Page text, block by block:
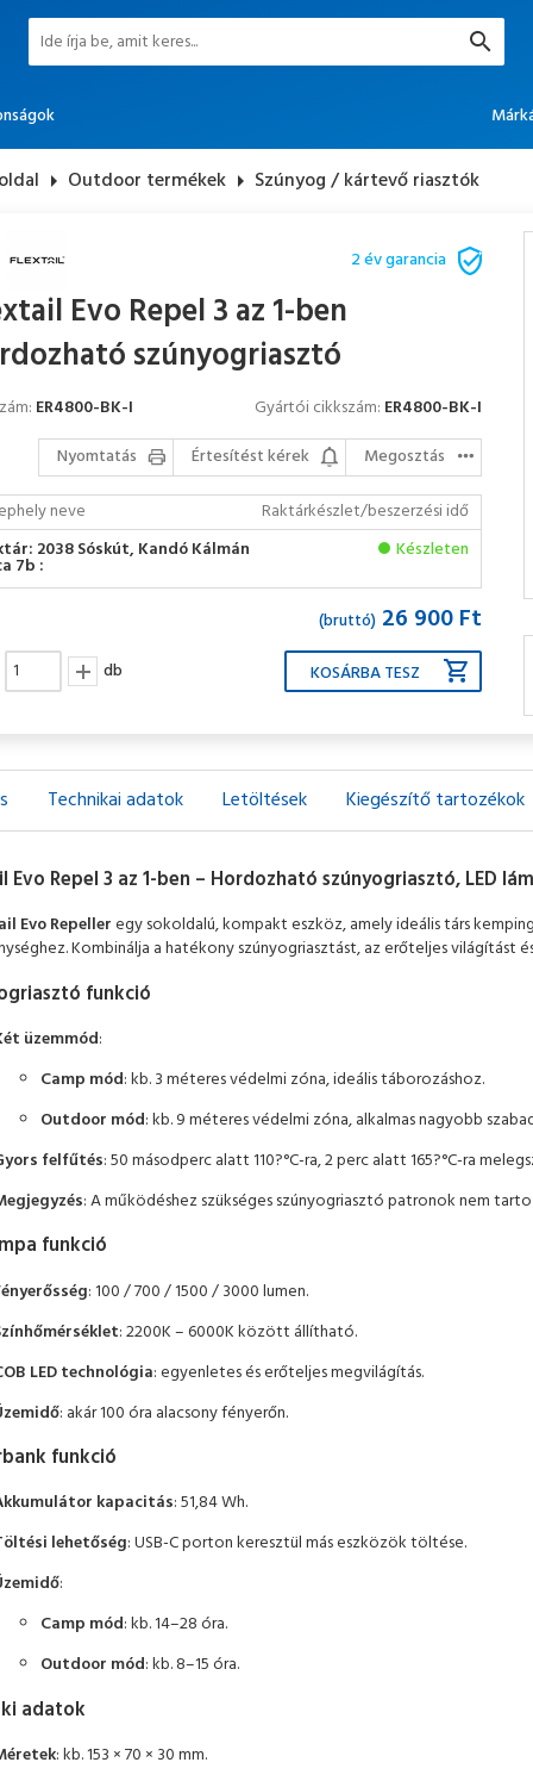
arrow_right Outdoor termékek arrow_right Szúnyog / kártevő riasztók
2 év garancia
Evo Repel 3 az 1-ben
szúnyogriasztó
ER4800-BK-I Gyártói cikkszám: ER4800-BK-I
Nyomtatás
Értesítést kérek
Megosztás
neve
Raktárkészlet/beszerzési idő
2038 Sóskút, Kandó Kálmán
7b :
Készleten
(bruttó) 26 900 Ft
db
Technikai adatok Letöltések Kiegészítő tartozékok
Evo Repel 3 az 1-ben – Hordozható szúnyogriasztó, LED
Evo Repelleregy sokoldalú, kompakt eszköz, amely ideális társ
Kombinálja a hatékony szúnyogriasztást, az erőteljes
funkció
üzemmód:
Camp mód: kb. 3 méteres védelmi zóna, ideális táborozáshoz.
Outdoor mód: kb. 9 méteres védelmi zóna, alkalmas nagyobb
felfűtés: 50 másodperc alatt 110?°C-ra, 2 perc alatt 165?°C-ra
: A működéshez szükséges szúnyogriasztó patronok nem
funkció
: 100 / 700 / 1500 / 3000 lumen.
: 2200K – 6000K között állítható.
LED technológia: egyenletes és erőteljes megvilágítás.
: akár 100 óra alacsony fényerőn.
funkció
kapacitás: 51,84 Wh.
lehetőség: USB-C porton keresztül más eszközök töltése.
:
Camp mód: kb. 14–28 óra.
Outdoor mód: kb. 8–15 óra.
adatok
: kb. 153 × 70 × 30 mm.